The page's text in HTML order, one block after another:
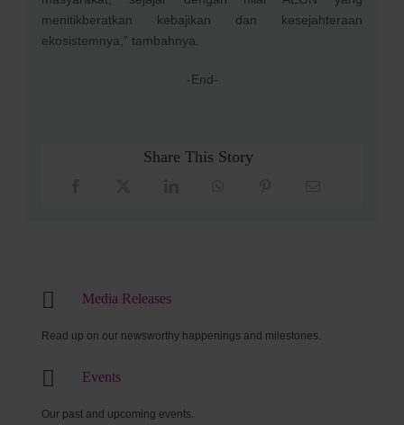
menitikberatkan kebajikan dan kesejahteraan
ekosistemnya,” tambahnya.
-End-
Share This Story
Media Releases
Read up on our newsworthy happenings and milestones.
Events
Our past and upcoming events.